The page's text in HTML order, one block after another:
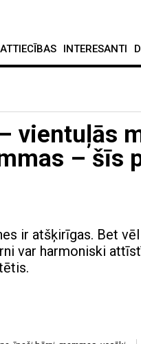
ATTIECĪBAS INTERESANTI
vientuļās
– šīs
ir atšķirīgas. Bet
var harmoniski